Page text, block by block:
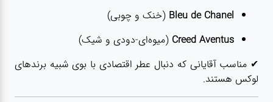
Bleu de Chanel (خنک و چوبی)
Creed Aventus (میوه‌ای-دودی و شیک)
✔ مناسب آقایانی که دنبال عطر اقتصادی با بوی شبیه برندهای
لوکس هستند.